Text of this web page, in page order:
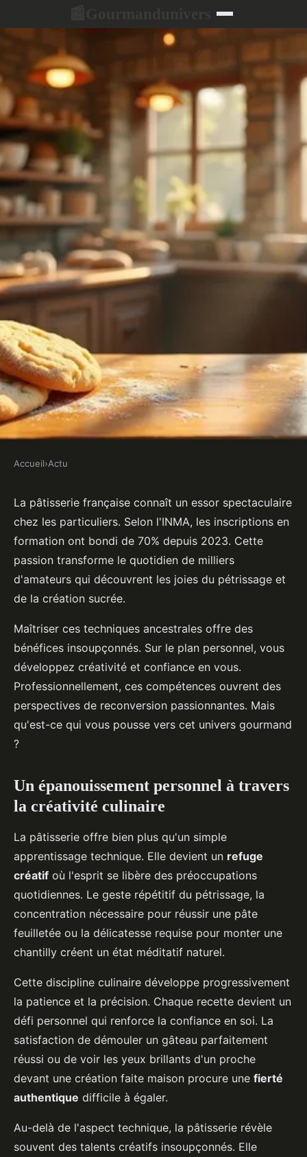
Les bénéfices incontournables
d'apprendre la pâtisserie
Noah•4 février 2026• 7 min de lecture
Accueil›Actu
La pâtisserie française connaît un essor spectaculaire
chez les particuliers. Selon l'INMA, les inscriptions en
formation ont bondi de 70% depuis 2023. Cette
passion transforme le quotidien de milliers
d'amateurs qui découvrent les joies du pétrissage et
de la création sucrée.
Maîtriser ces techniques ancestrales offre des
bénéfices insoupçonnés. Sur le plan personnel, vous
développez créativité et confiance en vous.
Professionnellement, ces compétences ouvrent des
perspectives de reconversion passionnantes. Mais
qu'est-ce qui vous pousse vers cet univers gourmand
?
Un épanouissement personnel à travers
la créativité culinaire
La pâtisserie offre bien plus qu'un simple
apprentissage technique. Elle devient un refuge
créatif où l'esprit se libère des préoccupations
quotidiennes. Le geste répétitif du pétrissage, la
concentration nécessaire pour réussir une pâte
feuilletée ou la délicatesse requise pour monter une
chantilly créent un état méditatif naturel.
Cette discipline culinaire développe progressivement
la patience et la précision. Chaque recette devient un
défi personnel qui renforce la confiance en soi. La
satisfaction de démouler un gâteau parfaitement
réussi ou de voir les yeux brillants d'un proche
devant une création faite maison procure une fierté
authentique difficile à égaler.
Au-delà de l'aspect technique, la pâtisserie révèle
souvent des talents créatifs insoupçonnés. Elle